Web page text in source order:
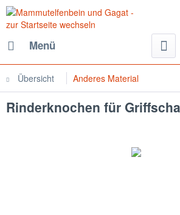
Menü
Übersicht Anderes Material
Rinderknochen für